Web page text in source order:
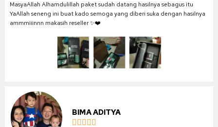
MasyaAllah Alhamdulillah paket sudah datang hasilnya sebagus itu
YaAllah seneng ini buat kado semoga yang diberi suka dengan hasilnya
ammmiiinnn makasih reseller ✨❤️
BIMA ADITYA
    